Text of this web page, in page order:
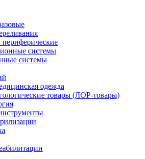
периферические
системы
системы
одежда
товары (ЛОР-товары)